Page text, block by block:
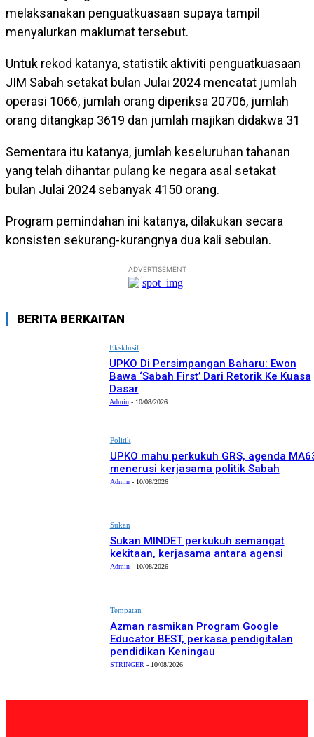
melaksanakan penguatkuasaan supaya tampil
menyalurkan maklumat tersebut.
Untuk rekod katanya, statistik aktiviti penguatkuasaan
JIM Sabah setakat bulan Julai 2024 mencatat jumlah
operasi 1066, jumlah orang diperiksa 20706, jumlah
orang ditangkap 3619 dan jumlah majikan didakwa 31
Sementara itu katanya, jumlah keseluruhan tahanan
yang telah dihantar pulang ke negara asal setakat
bulan Julai 2024 sebanyak 4150 orang.
Program pemindahan ini katanya, dilakukan secara
konsisten sekurang-kurangnya dua kali sebulan.
ADVERTISEMENT
BERITA BERKAITAN
Eksklusif
UPKO Di Persimpangan Baharu: Ewon
Bawa ‘Sabah First’ Dari Retorik Ke Kuasa
Dasar
Admin - 10/08/2026
Politik
UPKO mahu perkukuh GRS, agenda
menerusi kerjasama politik Sabah
Admin - 10/08/2026
Sukan
Sukan MINDET perkukuh semangat
kekitaan, kerjasama antara agensi
Admin - 10/08/2026
Tempatan
Azman rasmikan Program Google
Educator BEST, perkasa pendigitalan
pendidikan Keningau
STRINGER - 10/08/2026